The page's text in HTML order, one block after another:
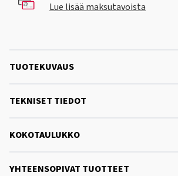
Lue lisää maksutavoista
TUOTEKUVAUS
TEKNISET TIEDOT
KOKOTAULUKKO
YHTEENSOPIVAT TUOTTEET